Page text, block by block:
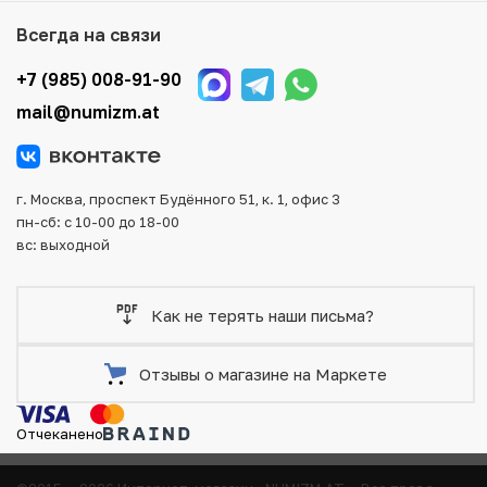
того, возможен самовывоз товара из офиса магазина.
Для вашего удобства представлены несколько способов
оплаты и доставки заказа. Все отправления надежно и
тщательно упаковываются, что исключает возможность
Всегда на связи
+7 (985) 008-91-90
mail@numizm.at
г. Москва, проспект Будённого 51, к. 1, офис 3
пн-сб: с 10-00 до 18-00
вс: выходной
Как не терять наши письма?
Отзывы о магазине на Маркете
Отчеканено